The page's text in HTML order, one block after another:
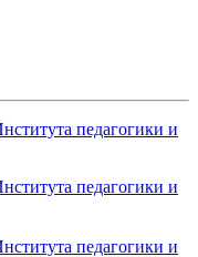
педагогики и
педагогики и
педагогики и